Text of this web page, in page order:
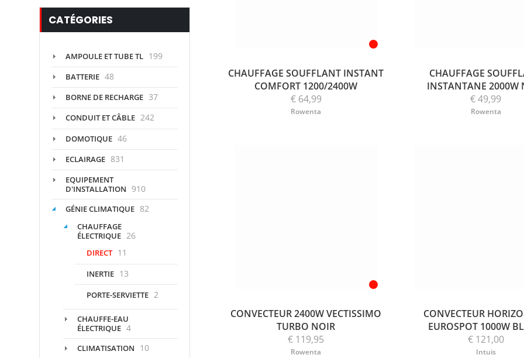
CHAUFFAGE SOUFFLANT INSTANT
COMFORT 1200/2400W
€ 64,99
Rowenta
CHAUFFAGE
INSTANTANE 2000W
€ 49,99
Rowenta
CONVECTEUR 2400W VECTISSIMO
TURBO NOIR
€ 119,95
Rowenta
CONVECTEUR
EUROSPOT 1000W
€ 121,00
Intuis
CATÉGORIES
AMPOULE ET TUBE TL 199
BATTERIE 48
BORNE DE RECHARGE 37
CONDUIT ET CÂBLE 242
DOMOTIQUE 46
ECLAIRAGE 831
EQUIPEMENT
D'INSTALLATION 910
GÉNIE CLIMATIQUE 82
CHAUFFAGE
ÉLECTRIQUE 26
DIRECT 11
INERTIE 13
PORTE-SERVIETTE 2
CHAUFFE-EAU
ÉLECTRIQUE 4
CLIMATISATION 10